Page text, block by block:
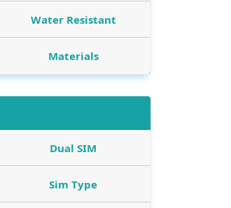
Water Resistant
Materials
Dual SIM
Sim Type